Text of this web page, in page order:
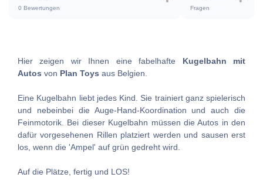
0 Bewertungen Fragen
Hier zeigen wir Ihnen eine fabelhafte Kugelbahn mit
Autos von Plan Toys aus Belgien.
Eine Kugelbahn liebt jedes Kind. Sie trainiert ganz spielerisch
und nebeinbei die Auge-Hand-Koordination und auch die
Feinmotorik. Bei dieser Kugelbahn müssen die Autos in den
dafür vorgesehenen Rillen platziert werden und sausen erst
los, wenn die 'Ampel' auf grün gedreht wird.
Auf die Plätze, fertig und LOS!